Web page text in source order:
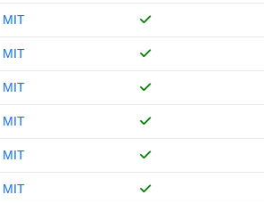
MIT
MIT
MIT
MIT
MIT
MIT